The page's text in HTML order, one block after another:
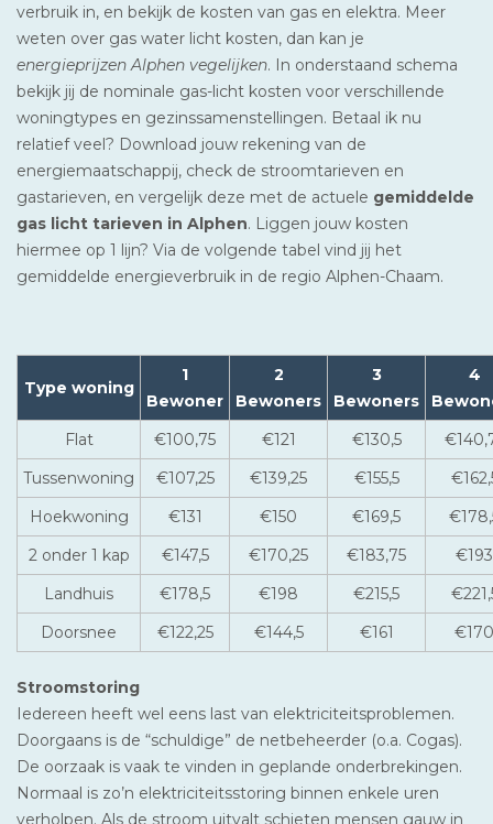
verbruik in, en bekijk de kosten van gas en elektra. Meer
weten over gas water licht kosten, dan kan je
energieprijzen Alphen vegelijken. In onderstaand schema
bekijk jij de nominale gas-licht kosten voor verschillende
woningtypes en gezinssamenstellingen. Betaal ik nu
relatief veel? Download jouw rekening van de
energiemaatschappij, check de stroomtarieven en
gastarieven, en vergelijk deze met de actuele gemiddelde
gas licht tarieven in Alphen. Liggen jouw kosten
hiermee op 1 lijn? Via de volgende tabel vind jij het
gemiddelde energieverbruik in de regio Alphen-Chaam.
Type woning
1
Bewoner
2
Bewoners
3
Bewoners
4
Flat
€100,75 €121 €130,5
Tussenwoning
€107,25 €139,25 €155,5
Hoekwoning
€131 €150 €169,5
2 onder 1 kap
€147,5 €170,25 €183,75
€193
Landhuis
€178,5 €198 €215,5
Doorsnee
€122,25 €144,5 €161 €170
Stroomstoring
Iedereen heeft wel eens last van elektriciteitsproblemen.
Doorgaans is de “schuldige” de netbeheerder (o.a. Cogas).
De oorzaak is vaak te vinden in geplande onderbrekingen.
Normaal is zo’n elektriciteitsstoring binnen enkele uren
verholpen. Als de stroom uitvalt schieten mensen gauw in